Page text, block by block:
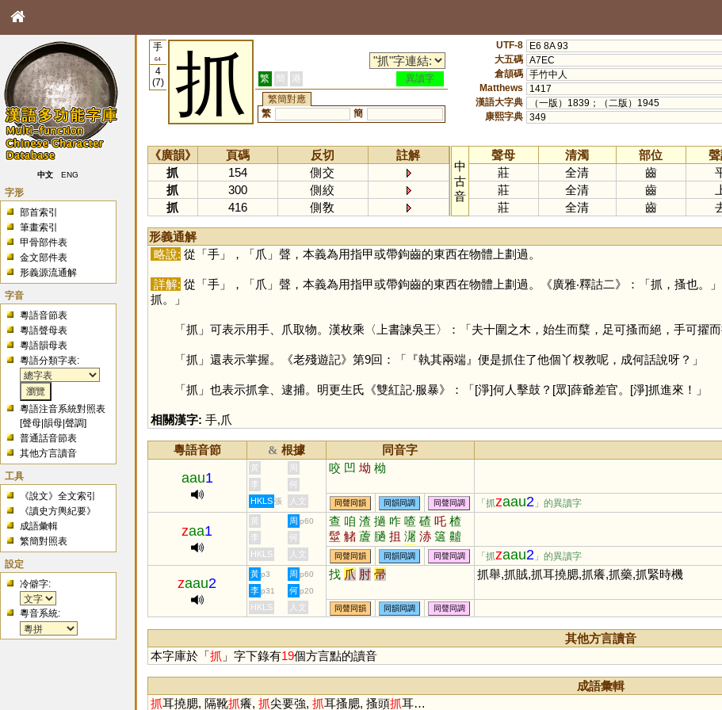
中文 ENG
字形
部首索引
筆畫索引
甲骨部件表
金文部件表
形義源流通解
字音
粵語音節表
粵語聲母表
粵語韻母表
粵語分類字表:
粵語注音系統對照表
[聲母 |韻母 |聲調]
普通話音節表
其他方言讀音
工具
《說文》全文索引
《讀史方輿紀要》
成語彙輯
繁簡對照表
設定
冷僻字:
粵音系統:
手
64
4
(7)
抓 繁 簡 港
異讀字
繁簡對應
繁
簡
UTF-8
E6 8A 93
大五碼 A7EC
倉頡碼 手竹中人
Matthews
1417
漢語大字典
（一版）1839；（二版）1945
康熙字典 349
《廣韻》 頁碼 反切
註解
抓
154
側交
抓
300
側絞
抓
416 側敎
中
古
音
聲母 清濁 部位 聲
莊
全清 齒
莊
全清 齒
莊
全清 齒
形義通解
略說: 從「 手」，「 爪 」聲，本義為用指甲或帶鉤齒的東西在物體上劃過。
詳解: 從「 手」，「 爪 」聲，本義為用指甲或帶鉤齒的東西在物體上劃過。《廣雅‧釋詁二》：「抓，搔也
抓。」
「 抓 」可表示用手、爪取物。漢枚乘〈上書諫吳王〉：「夫十圍之木，始生而櫱，足可搔而絕，手可擢而
「 抓 」還表示掌握。《老殘遊記》第9回：「『執其兩端』便是抓住了他個丫杈教呢，成何話說呀？」
「 抓 」也表示抓拿、逮捕。明更生氏《雙紅記‧服暴》：「[淨]何人擊鼓？[眾]薛爺差官。[淨]抓進來！」
相關漢字: 手,爪
粵語音節 & 根據 同音字
aau1
黃 周 咬 凹 坳 柪
李
何
HKLS 張 人文 同聲同韻 同韻同調 同聲同調 「抓zaau2 」的異讀字
zaa1
黃 周 p60 查 咱 渣 撾 咋 喳 碴 吒 楂
髽 觰 蔖 膼 抯 潳 浾 簻 齇
檛 皻 樝 喒 挓 奓 偺 砟 柤
李
何
HKLS
人文 同聲同韻 同韻同調 同聲同調 「抓zaau2 」的異讀字
zaau2
黃 p3 周 p60 找 爪 肘 帚 抓舉,抓賊,抓耳撓腮,抓癢,抓藥,抓緊時機
李 p31 何 p20
HKLS 人文 同聲同韻 同韻同調 同聲同調
其他方言讀音
本字庫於「抓 」字下錄有19個方言點的讀音
成語彙輯
抓耳撓腮, 隔靴抓癢, 抓尖要強, 抓耳搔腮, 搔頭抓耳…